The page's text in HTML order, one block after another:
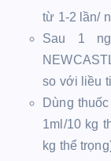
từ 1-2 lần/
Sau 1
so với liều
Dùng
1ml/10 kg
kg thể